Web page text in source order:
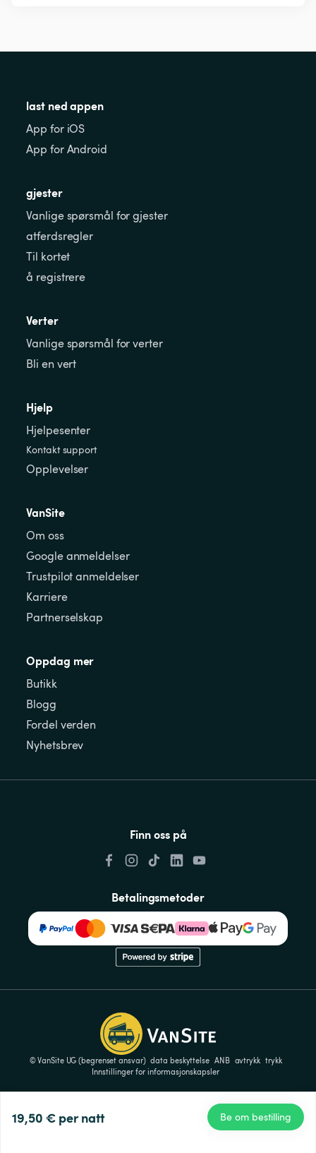
19,50 € per natt Be om bestilling
last ned appen
App for iOS
App for Android
gjester
Vanlige spørsmål for gjester
atferdsregler
Til kortet
å registrere
Verter
Vanlige spørsmål for verter
Bli en vert
Hjelp
Hjelpesenter
Kontakt support
Opplevelser
VanSite
Om oss
Google anmeldelser
Trustpilot anmeldelser
Karriere
Partnerselskap
Oppdag mer
Butikk
Blogg
Fordel verden
Nyhetsbrev
Finn oss på
Betalingsmetoder
© VanSite UG (begrenset ansvar) data beskyttelse ANB avtrykk trykk
Innstillinger for informasjonskapsler